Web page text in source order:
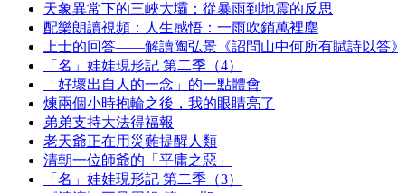
天象異常下的三峽大壩：從暴雨到地震的反思
配樂朗讀視頻：人生感悟：一雨吹銷萬裡塵
上士的回答——解讀陶弘景《詔問山中何所有賦詩以答》
「名」娃娃現形記 第二季（4）
「好壞出自人的一念」的一點體會
煉兩個小時抱輪之後，我的眼睛亮了
弟弟支持大法得福報
老天爺正在用災難提醒人類
清朝一位師爺的「平庸之惡」
「名」娃娃現形記 第二季（3）